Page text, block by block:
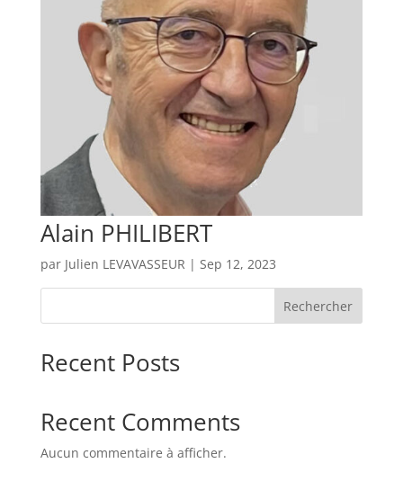
Alain PHILIBERT
par Julien LEVAVASSEUR | Sep 12, 2023
Rechercher
Recent Posts
Recent Comments
Aucun commentaire à afficher.